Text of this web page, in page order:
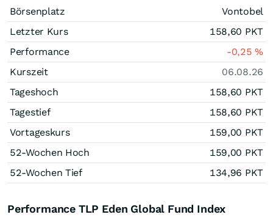
Börsenplatz
Vontobel
Letzter Kurs
158,60 PKT
Performance
-0,25%
Kurszeit
06.08.26
Tageshoch
158,60 PKT
Tagestief
158,60 PKT
Vortageskurs
159,00 PKT
52-Wochen Hoch
159,00 PKT
52-Wochen Tief
134,96 PKT
Performance TLP Eden Global Fund Index